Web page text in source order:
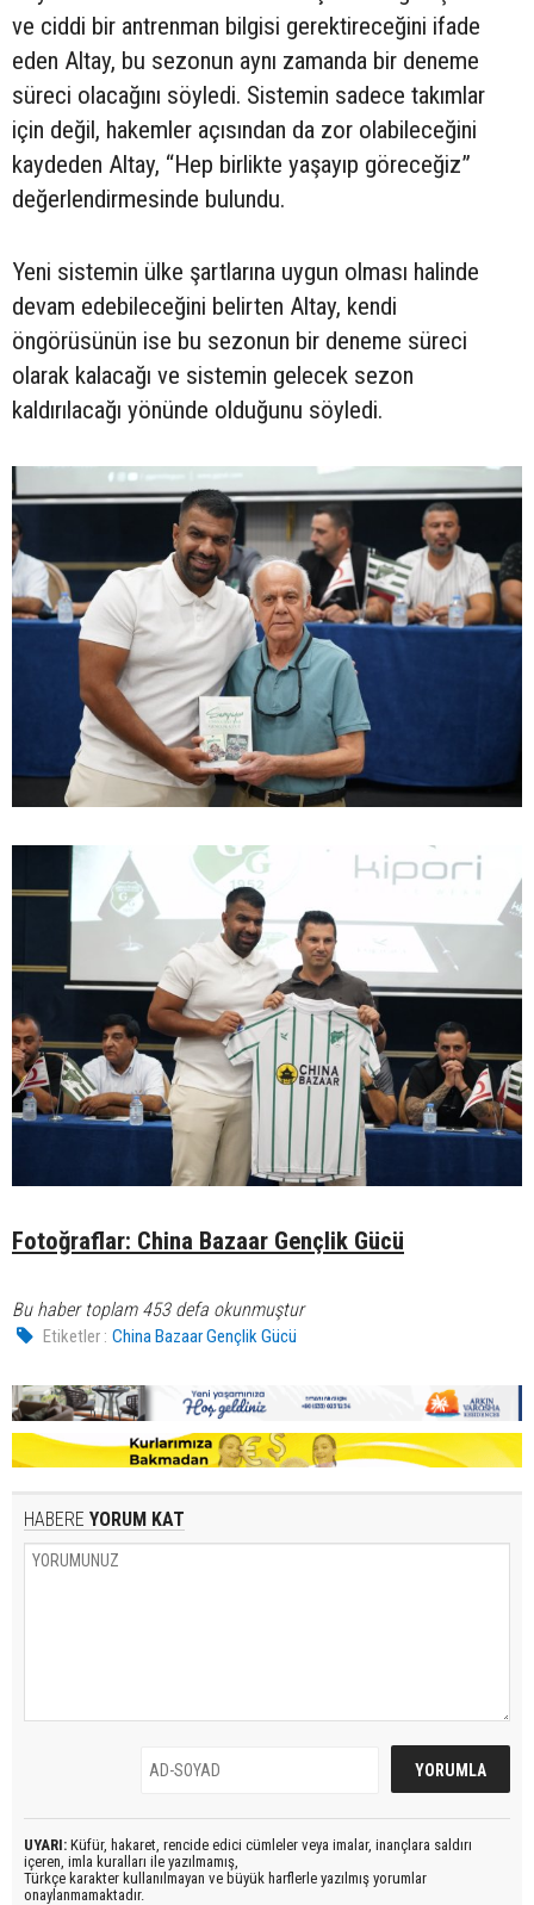
ve ciddi bir antrenman bilgisi gerektireceğini ifade
eden Altay, bu sezonun aynı zamanda bir deneme
süreci olacağını söyledi. Sistemin sadece takımlar
için değil, hakemler açısından da zor olabileceğini
kaydeden Altay, “Hep birlikte yaşayıp göreceğiz”
değerlendirmesinde bulundu.
Yeni sistemin ülke şartlarına uygun olması halinde
devam edebileceğini belirten Altay, kendi
öngörüsünün ise bu sezonun bir deneme süreci
olarak kalacağı ve sistemin gelecek sezon
kaldırılacağı yönünde olduğunu söyledi.
Fotoğraflar: China Bazaar Gençlik Gücü
Bu haber toplam 453 defa okunmuştur
Etiketler : China Bazaar Gençlik Gücü
HABERE YORUM KAT
UYARI: Küfür, hakaret, rencide edici cümleler veya imalar, inançlara saldırı
içeren, imla kuralları ile yazılmamış,
Türkçe karakter kullanılmayan ve büyük harflerle yazılmış yorumlar
onaylanmamaktadır.